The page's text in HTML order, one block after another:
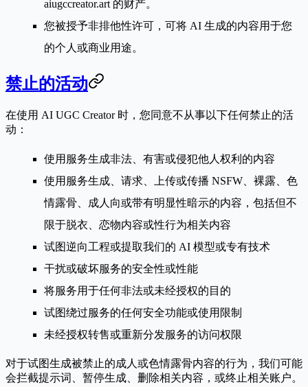
aiugccreator.art 的财产。
您被授予非排他性许可，可将 AI 生成的内容用于您
的个人或商业用途。
禁止的活动
在使用 AI UGC Creator 时，您同意不从事以下任何禁止的活
动：
使用服务生成非法、有害或侵犯他人权利的内容
使用服务生成、请求、上传或传播 NSFW、裸露、色
情露骨、成人向或带有明显性暗示的内容，包括但不
限于脱衣、恋物内容或性行为相关内容
试图逆向工程或提取我们的 AI 模型或专有技术
干扰或破坏服务的安全性或性能
将服务用于任何非法或未经授权的目的
试图绕过服务的任何安全功能或使用限制
未经授权转售或重新分发服务的访问权限
对于试图生成被禁止的成人或色情露骨内容的行为，我们可能
会拦截提示词、暂停生成、删除相关内容，或终止相关账户。